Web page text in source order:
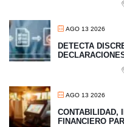
AGO 13 2026
​DETECTA
AGO 13 2026
CONTABILIDAD,
FINANCIERO